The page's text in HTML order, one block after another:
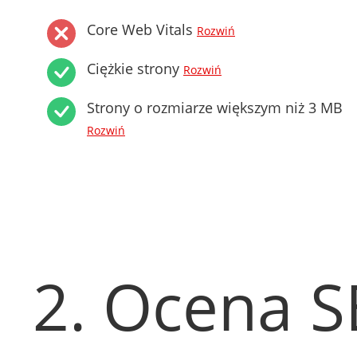
Core Web Vitals Rozwiń
Ciężkie strony Rozwiń
Strony o rozmiarze większym niż 3 MB
Rozwiń
2. Ocena